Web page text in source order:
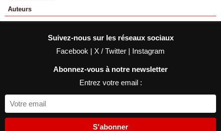
Auteurs
Suivez-nous sur les réseaux sociaux
Facebook | X / Twitter | Instagram
Abonnez-vous à notre newsletter
Entrez votre email :
S'abonner